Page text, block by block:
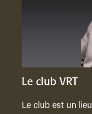
Le club VRT
Le club est un